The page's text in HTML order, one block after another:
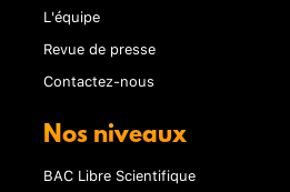
L'équipe
Revue de presse
Contactez-nous
Nos niveaux
BAC Libre Scientifique